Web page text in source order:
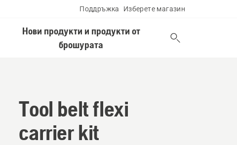
Поддръжка Изберете магазин
Нови продукти и продукти от
брошурата
Tool belt flexi
carrier kit